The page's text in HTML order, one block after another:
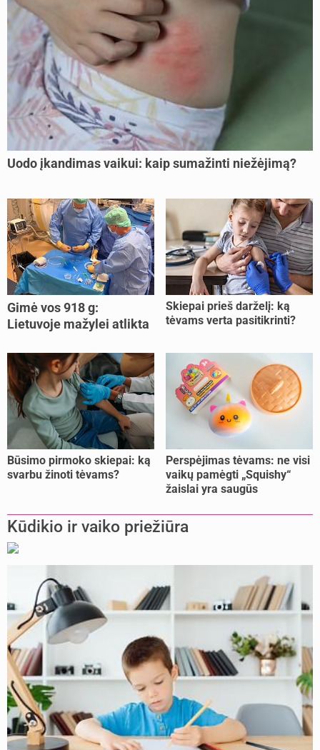
Uodo įkandimas vaikui: kaip sumažinti niežėjimą?
Gimė vos 918 g:
Lietuvoje mažylei atlikta
Skiepai prieš darželį: ką
tėvams verta pasitikrinti?
Būsimo pirmoko skiepai: ką
svarbu žinoti tėvams?
Perspėjimas tėvams: ne visi
vaikų pamėgti „Squishy“
žaislai yra saugūs
Kūdikio ir vaiko priežiūra